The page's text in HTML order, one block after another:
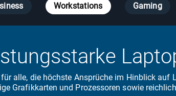
Workstations Gaming
alle, die höchste Ansprüche im Hinblick auf
Grafikkarten und Prozessoren sowie